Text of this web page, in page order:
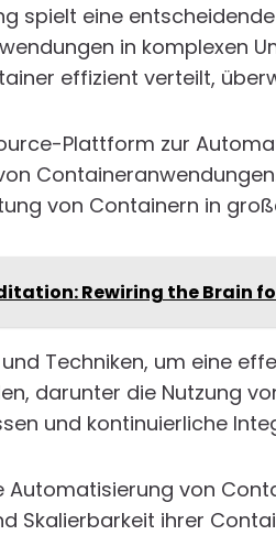
spielt eine
in komplexen
effizient verteilt,
Plattform zur
von Containern in
Rewiring the Brain
Techniken, um eine
darunter die Nutzung
und kontinuierliche
Automatisierung von
Skalierbarkeit ihrer